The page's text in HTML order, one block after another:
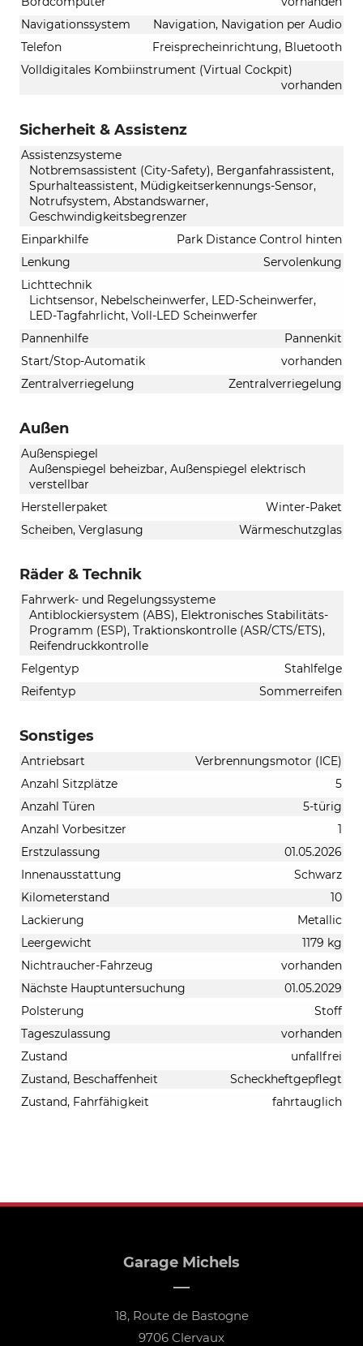
Navigationssystem
Navigation, Navigation per Audio
Telefon
Freisprecheinrichtung, Bluetooth
Volldigitales Kombiinstrument (Virtual Cockpit)
vorhanden
Sicherheit & Assistenz
Assistenzsysteme
Notbremsassistent (City-Safety), Berganfahrassistent,
Spurhalteassistent, Müdigkeitserkennungs-Sensor,
Notrufsystem, Abstandswarner,
Geschwindigkeitsbegrenzer
Einparkhilfe
Park Distance Control hinten
Lenkung
Servolenkung
Lichttechnik
Lichtsensor, Nebelscheinwerfer, LED-Scheinwerfer,
LED-Tagfahrlicht, Voll-LED Scheinwerfer
Pannenhilfe
Pannenkit
Start/Stop-Automatik
vorhanden
Zentralverriegelung
Zentralverriegelung
Außen
Außenspiegel
Außenspiegel beheizbar, Außenspiegel elektrisch
verstellbar
Herstellerpaket
Winter-Paket
Scheiben, Verglasung
Wärmeschutzglas
Räder & Technik
Fahrwerk- und Regelungssysteme
Antiblockiersystem (ABS), Elektronisches Stabilitäts-
Programm (ESP), Traktionskontrolle (ASR/CTS/ETS),
Reifendruckkontrolle
Felgentyp
Stahlfelge
Reifentyp
Sommerreifen
Sonstiges
Antriebsart
Verbrennungsmotor (ICE)
Anzahl Sitzplätze
5
Anzahl Türen
5-türig
Anzahl Vorbesitzer
1
Erstzulassung
01.05.2026
Innenausstattung
Schwarz
Kilometerstand
10
Lackierung
Metallic
Leergewicht
1179 kg
Nichtraucher-Fahrzeug
vorhanden
Nächste Hauptuntersuchung
01.05.2029
Polsterung
Stoff
Tageszulassung
vorhanden
Zustand
unfallfrei
Zustand, Beschaffenheit
Scheckheftgepflegt
Zustand, Fahrfähigkeit
fahrtauglich
Garage Michels
18, Route de Bastogne
9706 Clervaux